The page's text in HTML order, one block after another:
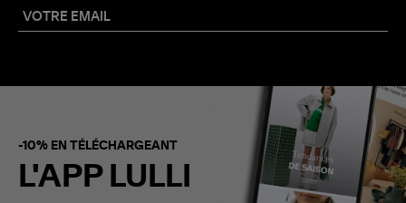
-10% EN TÉLÉCHARGEANT
L'APP LULLI